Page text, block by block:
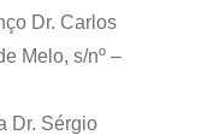
Dr. Carlos
Melo, s/nº –
Dr. Sérgio